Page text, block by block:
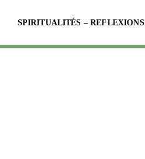
SPIRITUALITÉS – REFLEXIONS